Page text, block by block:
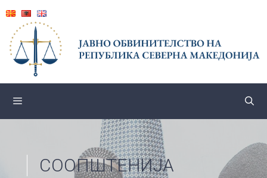
content
СООПШТЕНИЈА